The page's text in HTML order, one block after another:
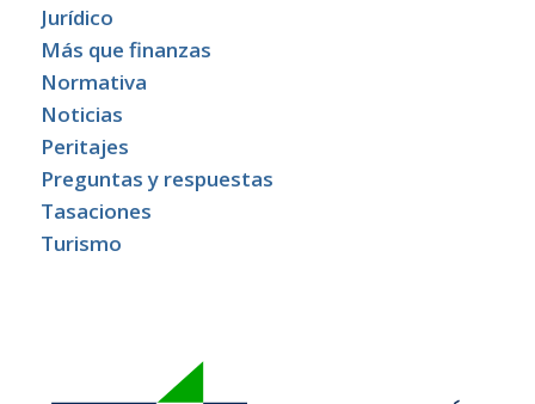
Jurídico
Más que finanzas
Normativa
Noticias
Peritajes
Preguntas y respuestas
Tasaciones
Turismo